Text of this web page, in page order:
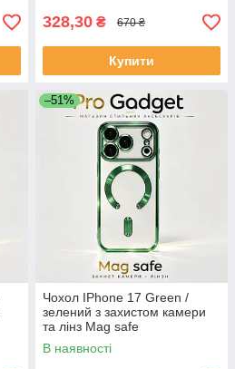
328,30 ₴ 670 ₴
Купити
–51%
Чохол IPhone 17 Green /
зелений з захистом камери
та лінз Mag safe
В наявності